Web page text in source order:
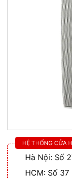
HỆ THỐNG CỬA
Hà Nội: Số
HCM: Số 37